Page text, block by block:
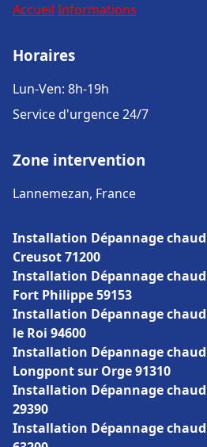
Accueil Informations
Horaires
Lun-Ven: 8h-19h
Service d'urgence 24/7
Zone intervention
Lannemezan, France
Installation Dépannage
Creusot 71200
Installation Dépannage
Fort Philippe 59153
Installation Dépannage
le Roi 94600
Installation Dépannage
Longpont sur Orge 91310
Installation Dépannage
29390
Installation Dépannage